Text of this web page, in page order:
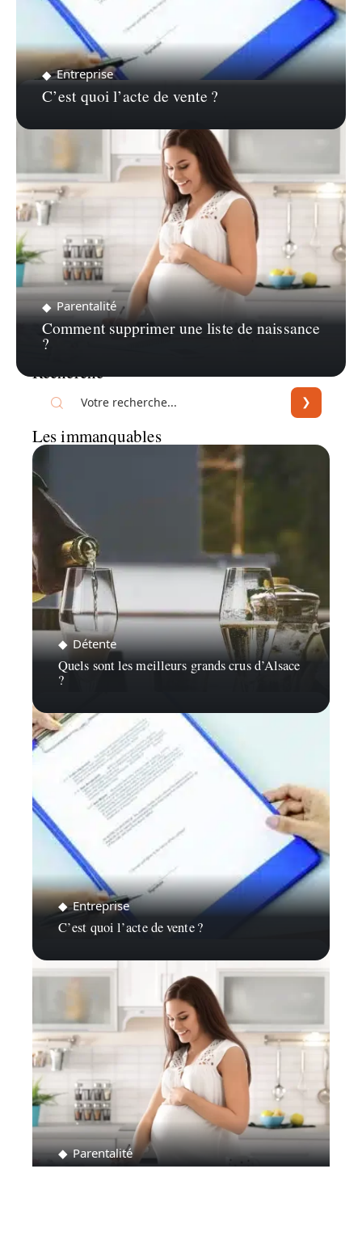
Entreprise
C’est quoi l’acte de vente ?
Parentalité
Comment supprimer une liste de naissance
?
Recherche
Les immanquables
Détente
Quels sont les meilleurs grands crus d’Alsace
?
Entreprise
C’est quoi l’acte de vente ?
Parentalité